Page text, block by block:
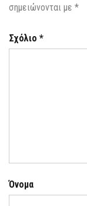
σημειώνονται με *
Σχόλιο *
Όνομα